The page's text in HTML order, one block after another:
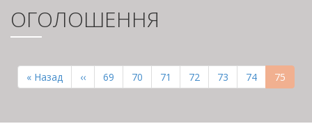
ОГОЛОШЕННЯ
СТОРІНКИ
Перша
сторінка
« Назад
Попередня
сторінка
‹‹ Page
69 Page
70 Page
71 Page
72 Page
73 Page
74 75